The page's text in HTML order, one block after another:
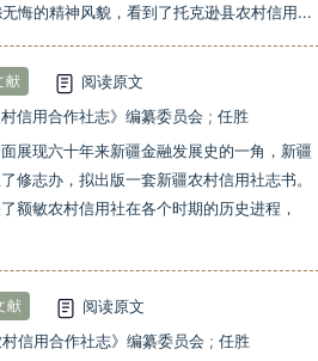
悔的精神风貌，看到了托克逊县农村信用...
献
阅读原文
村信用合作社志》编纂委员会 ; 任胜
展现六十年来新疆金融发展史的一角，新疆
修志办，拟出版一套新疆农村信用社志书。
额敏农村信用社在各个时期的历史进程，
献
阅读原文
村信用合作社志》编纂委员会 ; 任胜